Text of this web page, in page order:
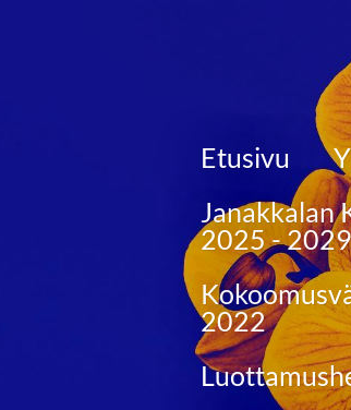
Etusivu
Janakkalan
2025 - 2029
2022